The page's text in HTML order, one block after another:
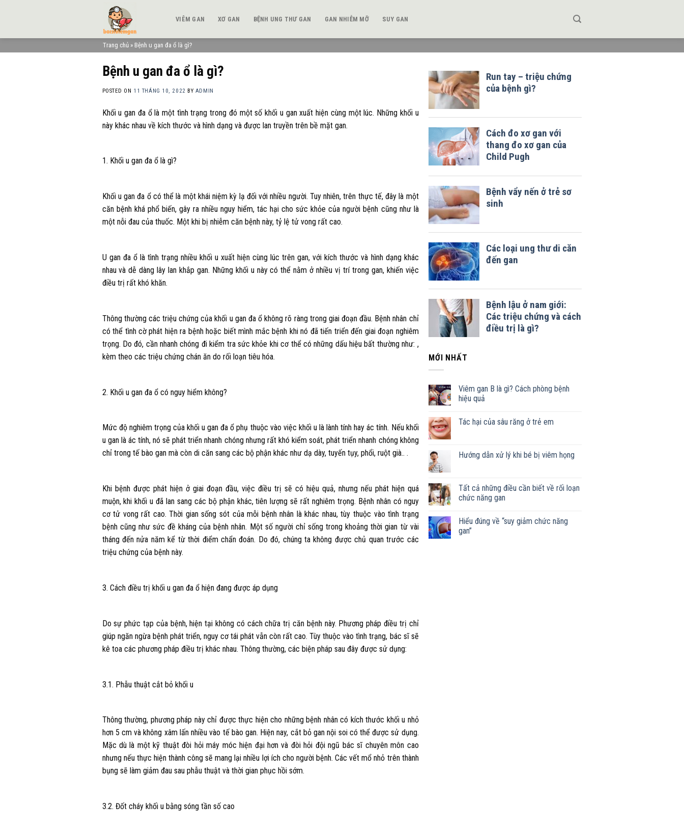
VIÊM GAN XƠ GAN BỆNH UNG THƯ GAN GAN NHIỄM MỠ SUY GAN
Trang chủ » Bệnh u gan đa ổ là gì?
Bệnh u gan đa ổ là gì?
POSTED ON 11 THÁNG 10, 2022 BY ADMIN
Khối u gan đa ổ là một tình trạng trong đó một số khối u gan xuất hiện cùng một lúc. Những khối u
này khác nhau về kích thước và hình dạng và được lan truyền trên bề mặt gan.
1. Khối u gan đa ổ là gì?
Khối u gan đa ổ có thể là một khái niệm kỳ lạ đối với nhiều người. Tuy nhiên, trên thực tế, đây là một
căn bệnh khá phổ biến, gây ra nhiều nguy hiểm, tác hại cho sức khỏe của người bệnh cũng như là
một nỗi đau của thuốc. Một khi bị nhiễm căn bệnh này, tỷ lệ tử vong rất cao.
U gan đa ổ là tình trạng nhiều khối u xuất hiện cùng lúc trên gan, với kích thước và hình dạng khác
nhau và dễ dàng lây lan khắp gan. Những khối u này có thể nằm ở nhiều vị trí trong gan, khiến việc
điều trị rất khó khăn.
Thông thường các triệu chứng của khối u gan đa ổ không rõ ràng trong giai đoạn đầu. Bệnh nhân chỉ
có thể tình cờ phát hiện ra bệnh hoặc biết mình mắc bệnh khi nó đã tiến triển đến giai đoạn nghiêm
trọng. Do đó, cần nhanh chóng đi kiểm tra sức khỏe khi cơ thể có những dấu hiệu bất thường như: ,
kèm theo các triệu chứng chán ăn do rối loạn tiêu hóa.
2. Khối u gan đa ổ có nguy hiểm không?
Mức độ nghiêm trọng của khối u gan đa ổ phụ thuộc vào việc khối u là lành tính hay ác tính. Nếu khối
u gan là ác tính, nó sẽ phát triển nhanh chóng nhưng rất khó kiểm soát, phát triển nhanh chóng không
chỉ trong tế bào gan mà còn di căn sang các bộ phận khác như dạ dày, tuyến tụy, phổi, ruột già.. .
Khi bệnh được phát hiện ở giai đoạn đầu, việc điều trị sẽ có hiệu quả, nhưng nếu phát hiện quá
muộn, khi khối u đã lan sang các bộ phận khác, tiên lượng sẽ rất nghiêm trọng. Bệnh nhân có nguy
cơ tử vong rất cao. Thời gian sống sót của mỗi bệnh nhân là khác nhau, tùy thuộc vào tình trạng
bệnh cũng như sức đề kháng của bệnh nhân. Một số người chỉ sống trong khoảng thời gian từ vài
tháng đến nửa năm kể từ thời điểm chẩn đoán. Do đó, chúng ta không được chủ quan trước các
triệu chứng của bệnh này.
3. Cách điều trị khối u gan đa ổ hiện đang được áp dụng
Do sự phức tạp của bệnh, hiện tại không có cách chữa trị căn bệnh này. Phương pháp điều trị chỉ
giúp ngăn ngừa bệnh phát triển, nguy cơ tái phát vẫn còn rất cao. Tùy thuộc vào tình trạng, bác sĩ sẽ
kê toa các phương pháp điều trị khác nhau. Thông thường, các biện pháp sau đây được sử dụng:
3.1. Phẫu thuật cắt bỏ khối u
Thông thường, phương pháp này chỉ được thực hiện cho những bệnh nhân có kích thước khối u nhỏ
hơn 5 cm và không xâm lấn nhiều vào tế bào gan. Hiện nay, cắt bỏ gan nội soi có thể được sử dụng.
Mặc dù là một kỹ thuật đòi hỏi máy móc hiện đại hơn và đòi hỏi đội ngũ bác sĩ chuyên môn cao
nhưng nếu thực hiện thành công sẽ mang lại nhiều lợi ích cho người bệnh. Các vết mổ nhỏ trên thành
bụng sẽ làm giảm đau sau phẫu thuật và thời gian phục hồi sớm.
3.2. Đốt cháy khối u bằng sóng tần số cao
MỚI NHẤT
Viêm gan B là gì? Cách phòng bệnh
hiệu quả
Tác hại của sâu răng ở trẻ em
Hướng dẫn xử lý khi bé bị viêm họng
Tất cả những điều cần biết về rối loạn
chức năng gan
Hiểu đúng về “suy giảm chức năng
gan”